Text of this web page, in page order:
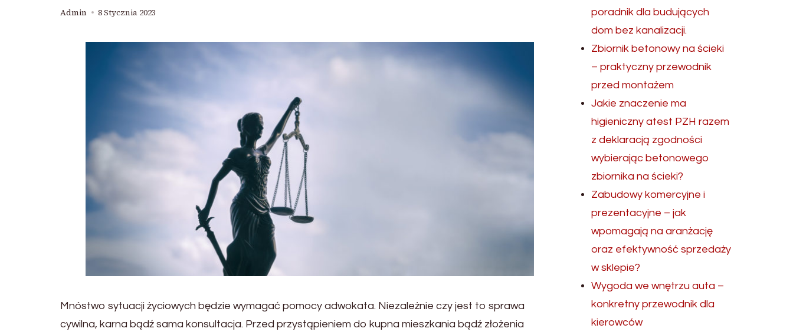
Admin 8 Stycznia 2023
Mnóstwo sytuacji życiowych będzie wymagać pomocy adwokata. Niezależnie czy jest to sprawa
cywilna, karna bądź sama konsultacja. Przed przystąpieniem do kupna mieszkania bądź złożenia
poradnik dla budujących
dom bez kanalizacji.
Zbiornik betonowy na ścieki
– praktyczny przewodnik
przed montażem
Jakie znaczenie ma
higieniczny atest PZH razem
z deklaracją zgodności
wybierając betonowego
zbiornika na ścieki?
Zabudowy komercyjne i
prezentacyjne – jak
wpomagają na aranżację
oraz efektywność sprzedaży
w sklepie?
Wygoda we wnętrzu auta –
konkretny przewodnik dla
kierowców